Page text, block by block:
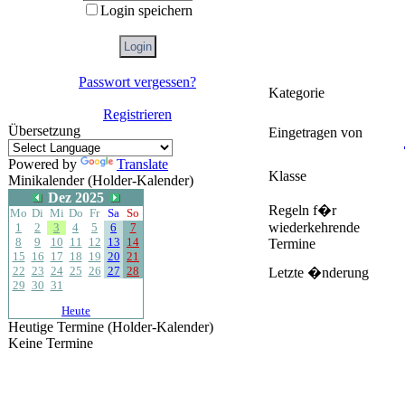
Login speichern
Passwort vergessen?
Registrieren
Übersetzung
Powered by
Translate
Minikalender (Holder-Kalender)
Dez 2025
Mo Di Mi Do Fr Sa So
1
2 3 4 5 6
7
8
9 10 11 12 13 14
15 16 17 18 19 20 21
22 23 24 25 26 27 28
29 30 31
Heute
Heutige Termine (Holder-Kalender)
Keine Termine
Kategorie
Eingetragen von
Klasse
Regeln f�r
wiederkehrende
Termine
Letzte �nderung